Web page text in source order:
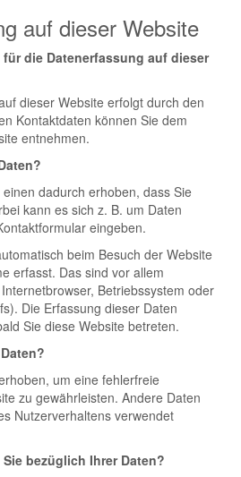
auf dieser Website
die Datenerfassung auf dieser
dieser Website erfolgt durch den
Kontaktdaten können Sie dem
entnehmen.
dadurch erhoben, dass Sie
kann es sich z. B. um Daten
eingeben.
beim Besuch der Website
erfasst. Das sind vor allem
Betriebssystem oder
Die Erfassung dieser Daten
Sie diese Website betreten.
um eine fehlerfreie
zu gewährleisten. Andere Daten
Nutzerverhaltens verwendet
bezüglich Ihrer Daten?